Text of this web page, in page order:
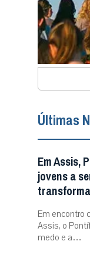
Últimas
Em Assis,
jovens a
Em encontro
Assis, o
medo e a…